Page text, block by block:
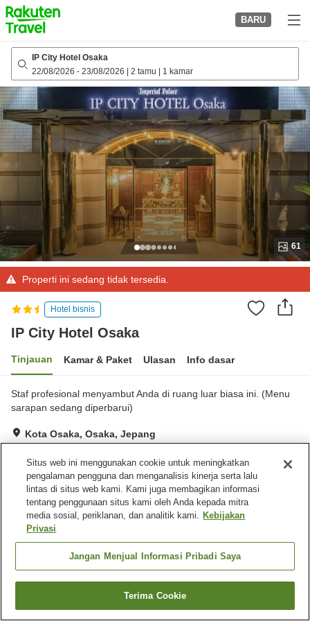
to
top
page
BARU
IP City Hotel Osaka
22/08/2026 - 23/08/2026 2 tamu 1 kamar
61
Properti ini sedang tidak tersedia.
Hotel bisnis
IP City Hotel Osaka
Tinjauan Kamar & Paket Ulasan Info dasar
Staf profesional menyambut Anda di ruang luar biasa ini. (Menu
sarapan sedang diperbarui)
Kota Osaka, Osaka, Jepang
Ulasan:290
Fasilitas properti
Spa / Salon kecantikan
Bar
Mesin penjual otomatis
Beranda Jepang Osaka Kota Osaka IP City Hotel Osaka
Cari kamar
Situs web ini menggunakan cookie untuk meningkatkan
pengalaman pengguna dan menganalisis kinerja serta lalu
lintas di situs web kami. Kami juga membagikan informasi
tentang penggunaan situs kami oleh Anda kepada mitra
media sosial, periklanan, dan analitik kami. Kebijakan
Privasi
Jangan Menjual Informasi Pribadi Saya
Terima Cookie